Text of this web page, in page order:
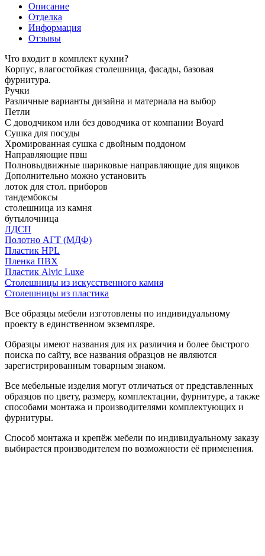
Описание
Отделка
Информация
Отзывы
Что входит в комплект кухни?
Корпус, влагостойкая столешница, фасады, базовая
фурнитура.
Ручки
Различные варианты дизайна и материала на выбор
Петли
С доводчиком или без доводчика от компании Boyard
Сушка для посуды
Хромированная сушка с двойным поддоном
Направляющие пвш
Полновыдвижные шариковые направляющие для ящиков
Дополнительно можно установить
лоток для стол. приборов
тандембоксы
столешница из камня
бутылочница
ЛДСП
Полотно АГТ (МДФ)
Пластик HPL
Пленка ПВХ
Пластик Alvic Luxe
Столешницы из искусственного камня
Столешницы из пластика
Все образцы мебели изготовлены по индивидуальному
проекту в единственном экземпляре.
Образцы имеют названия для их различия и более быстрого
поиска по сайту, все названия образцов не являются
зарегистрированным товарным знаком.
Все мебельные изделия могут отличаться от представленных
образцов по цвету, размеру, комплектации, фурнитуре, а также
способами монтажа и производителями комплектующих и
фурнитуры.
Способ монтажа и крепёж мебели по индивидуальному заказу
выбирается производителем по возможности её применения.